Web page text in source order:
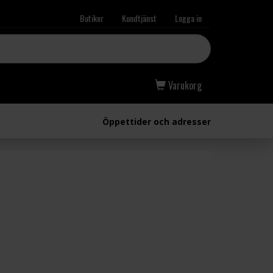
Butiker Kundtjänst Logga in
Varukorg
Öppettider och adresser